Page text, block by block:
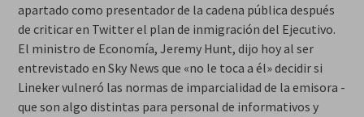
apartado como presentador de la cadena pública después
de criticar en Twitter el plan de inmigración del Ejecutivo.
El ministro de Economía, Jeremy Hunt, dijo hoy al ser
entrevistado en Sky News que «no le toca a él» decidir si
Lineker vulneró las normas de imparcialidad de la emisora -
que son algo distintas para personal de informativos y